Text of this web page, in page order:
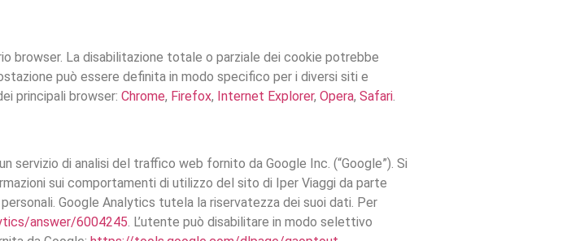
browser. La disabilitazione totale o parziale dei cookie potrebbe
può essere definita in modo specifico per i diversi siti e
principali browser: Chrome, Firefox, Internet Explorer, Opera, Safari.
servizio di analisi del traffico web fornito da Google Inc. (“Google”). Si
sui comportamenti di utilizzo del sito di Iper Viaggi da parte
Google Analytics tutela la riservatezza dei suoi dati. Per
answer/6004245. L’utente può disabilitare in modo selettivo